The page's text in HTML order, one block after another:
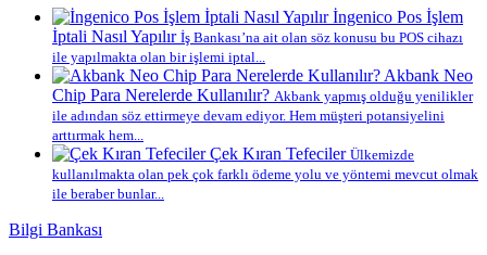
İngenico Pos İşlem
İptali Nasıl Yapılır İş Bankası’na ait olan söz konusu bu POS cihazı
ile yapılmakta olan bir işlemi iptal...
Akbank Neo
Chip Para Nerelerde Kullanılır? Akbank yapmış olduğu yenilikler
ile adından söz ettirmeye devam ediyor. Hem müşteri potansiyelini
arttırmak hem...
Çek Kıran Tefeciler Ülkemizde
kullanılmakta olan pek çok farklı ödeme yolu ve yöntemi mevcut olmak
ile beraber bunlar...
Bilgi Bankası